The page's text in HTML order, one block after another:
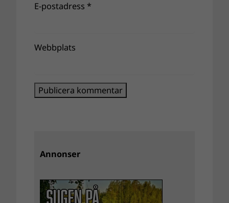
E-postadress *
Webbplats
Annonser